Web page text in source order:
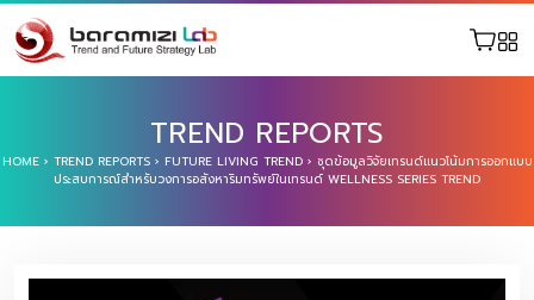
TREND REPORTS
HOME› TREND REPORTS› FUTURE LIVING TREND› ชุดข้อมูลวิจัยเทรนด์แนวโน้มการออกแบบ
ประสบการณ์สำหรับวงการอสังหาริมทรัพย์ในเทรนด์ WELLNESS SERIES TREND